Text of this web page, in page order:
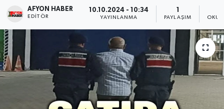
AFYON HABER
EDITÖR
10.10.2024 - 10:34
YAYINLANMA PAYLAŞIM
Sivil Toplum
Magazin
Etkinlikler